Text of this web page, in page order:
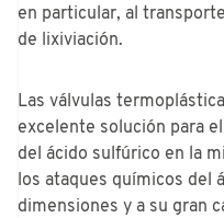
en particular, al
de lixiviación.
Las válvulas
excelente solución para
del ácido sulfúrico en la
los ataques químicos del
dimensiones y a su gran